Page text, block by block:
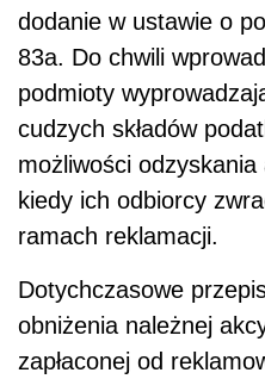
dodanie w ustawie o
83a. Do chwili
podmioty
cudzych składów
możliwości
kiedy ich odbiorcy
ramach reklamacji.
Dotychczasowe
obniżenia należnej
zapłaconej od